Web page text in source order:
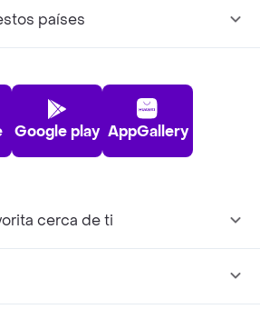
países
Google play AppGallery
cerca de ti